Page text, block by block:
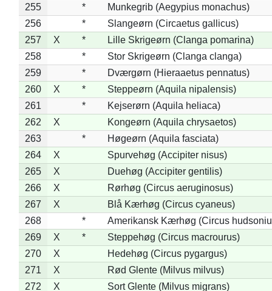
255
*
Munkegrib (Aegypius monachus)
256
*
Slangeørn (Circaetus gallicus)
257
X *
Lille Skrigeørn (Clanga pomarina)
258
*
Stor Skrigeørn (Clanga clanga)
259
*
Dværgørn (Hieraaetus pennatus)
260
X *
Steppeørn (Aquila nipalensis)
261
*
Kejserørn (Aquila heliaca)
262
X
Kongeørn (Aquila chrysaetos)
263
*
Høgeørn (Aquila fasciata)
264
X
Spurvehøg (Accipiter nisus)
265
X
Duehøg (Accipiter gentilis)
266
X
Rørhøg (Circus aeruginosus)
267
X
Blå Kærhøg (Circus cyaneus)
268
*
Amerikansk Kærhøg (Circus
269
X *
Steppehøg (Circus macrourus)
270
X
Hedehøg (Circus pygargus)
271
X
Rød Glente (Milvus milvus)
272
X
Sort Glente (Milvus migrans)